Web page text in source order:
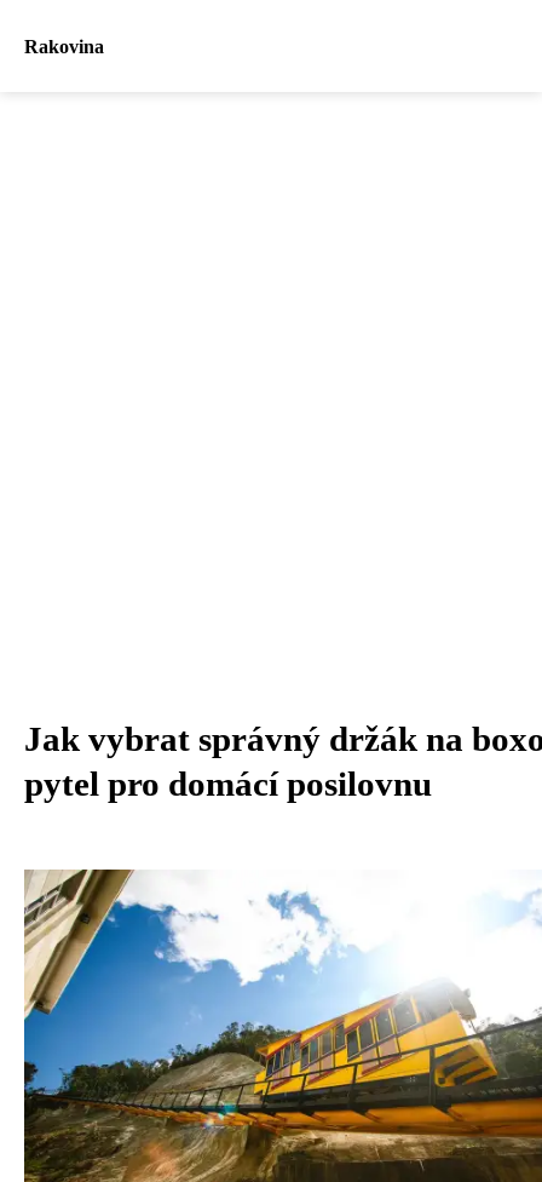
Rakovina
Jak vybrat správný držák na
pytel pro domácí posilovnu